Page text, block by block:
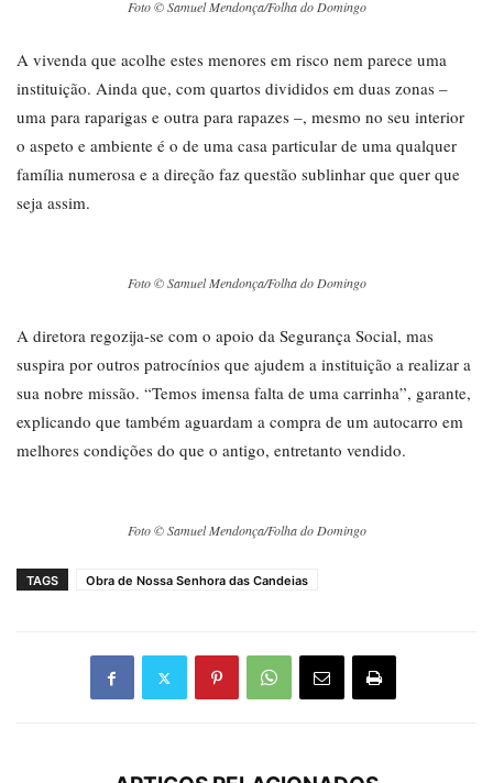
Foto © Samuel Mendonça/Folha do Domingo
A vivenda que acolhe estes menores em risco nem parece uma
instituição. Ainda que, com quartos divididos em duas zonas –
uma para raparigas e outra para rapazes –, mesmo no seu interior
o aspeto e ambiente é o de uma casa particular de uma qualquer
família numerosa e a direção faz questão sublinhar que quer que
seja assim.
Foto © Samuel Mendonça/Folha do Domingo
A diretora regozija-se com o apoio da Segurança Social, mas
suspira por outros patrocínios que ajudem a instituição a realizar a
sua nobre missão. “Temos imensa falta de uma carrinha”, garante,
explicando que também aguardam a compra de um autocarro em
melhores condições do que o antigo, entretanto vendido.
Foto © Samuel Mendonça/Folha do Domingo
TAGS Obra de Nossa Senhora das Candeias